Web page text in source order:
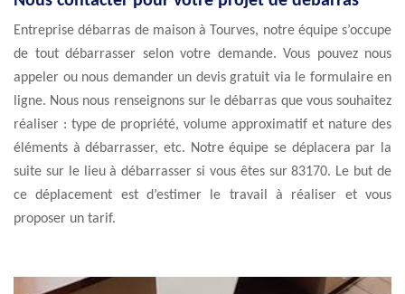
Entreprise débarras de maison à Tourves, notre équipe s’occupe
de tout débarrasser selon votre demande. Vous pouvez nous
appeler ou nous demander un devis gratuit via le formulaire en
ligne. Nous nous renseignons sur le débarras que vous souhaitez
réaliser : type de propriété, volume approximatif et nature des
éléments à débarrasser, etc. Notre équipe se déplacera par la
suite sur le lieu à débarrasser si vous êtes sur 83170. Le but de
ce déplacement est d’estimer le travail à réaliser et vous
proposer un tarif.